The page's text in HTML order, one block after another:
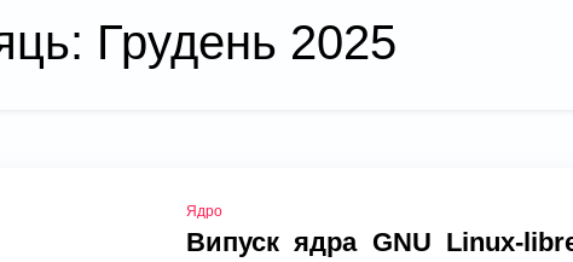
Грудень 2025
Ядро
Випуск ядра GNU Linux-